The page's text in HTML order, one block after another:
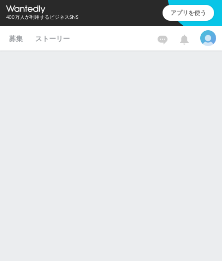
400万人が利用するビジネスSNS アプリを使う
募集 ストーリー